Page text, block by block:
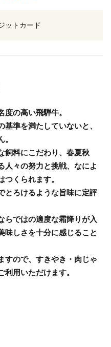
ットカード
の高い飛騨牛。
準を満たしていないと、
飼料にこだわり、春夏秋
人々の努力と挑戦、なによ
つくられます。
とろけるような旨味に定評
らではの適度な霜降りが入
味しさを十分に感じること
すので、すきやき・肉じゃ
用いただけます。